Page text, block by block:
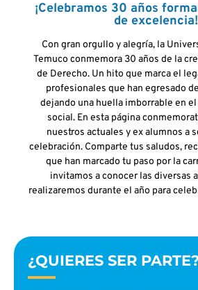
¡Celebramos 30 años
de excelencia!
Con gran orgullo y alegría, la
Temuco conmemora 30 años de la
de Derecho. Un hito que marca el
profesionales que han egresado
dejando una huella imborrable en
social. En esta página
nuestros actuales y ex alumnos a
celebración. Comparte tus saludos,
que han marcado tu paso por la
invitamos a conocer las diversas
realizaremos durante el año para
¿QUIERES SER